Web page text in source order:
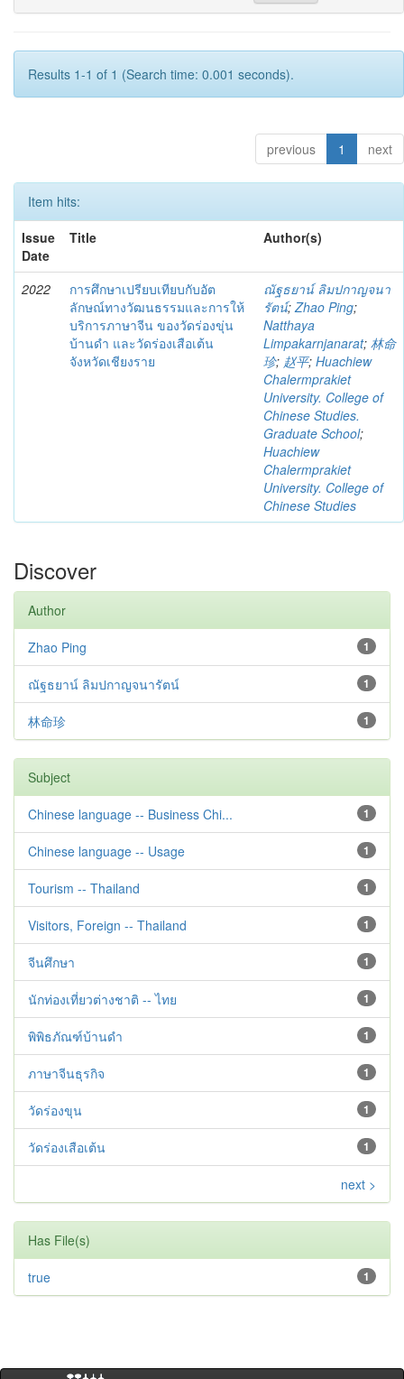
Results 1-1 of 1 (Search time: 0.001 seconds).
previous 1 next
Item hits:
Issue
Date
Title Author(s)
2022
การศึกษาเปรียบเทียบกับอัต
ลักษณ์ทางวัฒนธรรมและการให้
บริการภาษาจีน ของวัดร่องขุ่น
บ้านดำ และวัดร่องเสือเต้น
จังหวัดเชียงราย
ณัฐธยาน์ ลิมปกาญจนา
รัตน์;Zhao Ping;
Natthaya
Limpakarnjanarat; 林命
珍; 赵平; Huachiew
Chalermprakiet
University. College of
Chinese Studies.
Graduate School;
Huachiew
Chalermprakiet
University. College of
Chinese Studies
Discover
Author
1
Zhao Ping
1
ณัฐธยาน์ ลิมปกาญจนารัตน์
1
林命珍
Subject
1
Chinese language -- Business Chi...
1
Chinese language -- Usage
1
Tourism -- Thailand
1
Visitors, Foreign -- Thailand
1
จีนศึกษา
1
นักท่องเที่ยวต่างชาติ -- ไทย
1
พิพิธภัณฑ์บ้านดำ
1
ภาษาจีนธุรกิจ
1
วัดร่องขุน
1
วัดร่องเสือเต้น
next >
Has File(s)
1
true